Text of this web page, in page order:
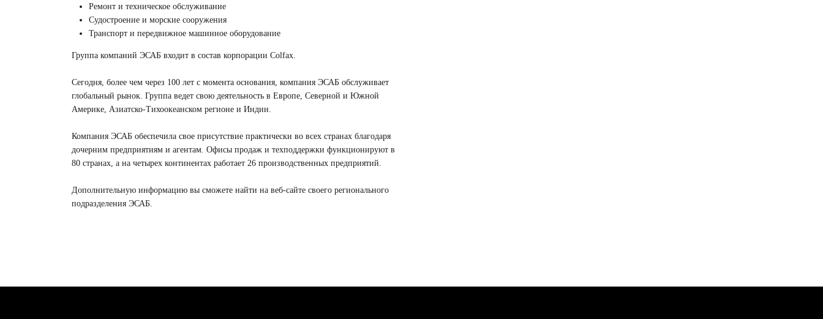
Ремонт и техническое обслуживание
Судостроение и морские сооружения
Транспорт и передвижное машинное оборудование
Группа компаний ЭСАБ входит в состав корпорации Colfax.
Сегодня, более чем через 100 лет с момента основания, компания ЭСАБ обслуживает
глобальный рынок. Группа ведет свою деятельность в Европе, Северной и Южной
Америке, Азиатско-Тихоокеанском регионе и Индии.
Компания ЭСАБ обеспечила свое присутствие практически во всех странах благодаря
дочерним предприятиям и агентам. Офисы продаж и техподдержки функционируют в
80 странах, а на четырех континентах работает 26 производственных предприятий.
Дополнительную информацию вы сможете найти на веб-сайте своего регионального
подразделения ЭСАБ.